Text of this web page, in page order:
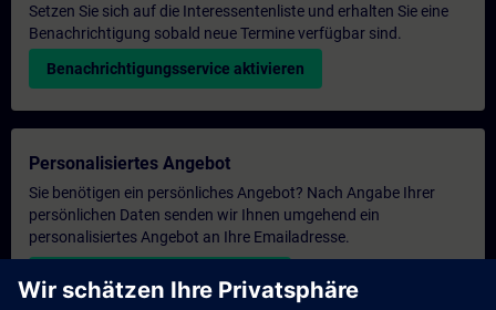
Setzen Sie sich auf die Interessentenliste und erhalten Sie eine
Benachrichtigung sobald neue Termine verfügbar sind.
Benachrichtigungsservice aktivieren
Personalisiertes Angebot
Sie benötigen ein persönliches Angebot? Nach Angabe Ihrer
persönlichen Daten senden wir Ihnen umgehend ein
personalisiertes Angebot an Ihre Emailadresse.
Persönliches Angebot zusenden